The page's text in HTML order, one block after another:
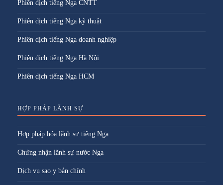
Phiên dịch tiếng Nga CNTT
Phiên dịch tiếng Nga kỹ thuật
Phiên dịch tiếng Nga doanh nghiệp
Phiên dịch tiếng Nga Hà Nội
Phiên dịch tiếng Nga HCM
HỢP PHÁP LÃNH SỰ
Hợp pháp hóa lãnh sự tiếng Nga
Chứng nhận lãnh sự nước Nga
Dịch vụ sao y bản chính